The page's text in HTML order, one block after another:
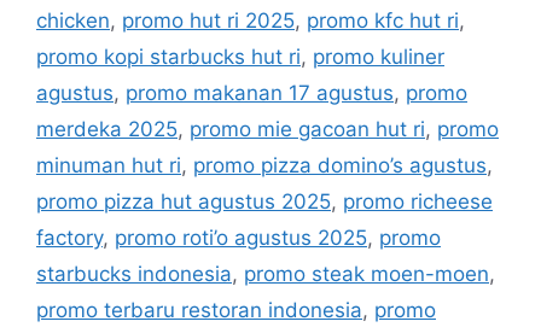
chicken, promo hut ri 2025, promo kfc hut ri,
promo kopi starbucks hut ri, promo kuliner
agustus, promo makanan 17 agustus, promo
merdeka 2025, promo mie gacoan hut ri, promo
minuman hut ri, promo pizza domino’s agustus,
promo pizza hut agustus 2025, promo richeese
factory, promo roti’o agustus 2025, promo
starbucks indonesia, promo steak moen-moen,
promo terbaru restoran indonesia, promo